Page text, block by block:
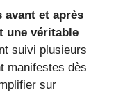
et après
une véritable
suivi plusieurs
manifestes dès
sur